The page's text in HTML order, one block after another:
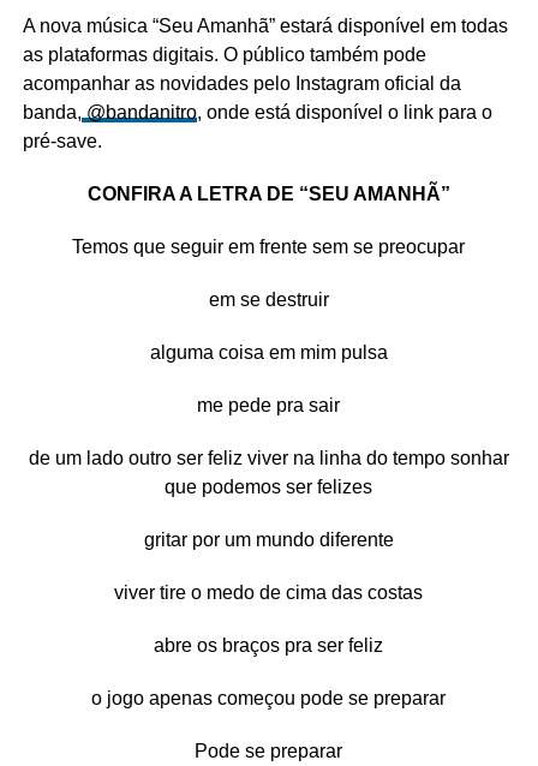
A nova música “Seu Amanhã” estará disponível em todas
as plataformas digitais. O público também pode
acompanhar as novidades pelo Instagram oficial da
banda, @bandanitro, onde está disponível o link para o
pré-save.
CONFIRA A LETRA DE “SEU AMANHÃ”
Temos que seguir em frente sem se preocupar
em se destruir
alguma coisa em mim pulsa
me pede pra sair
de um lado outro ser feliz viver na linha do tempo sonhar
que podemos ser felizes
gritar por um mundo diferente
viver tire o medo de cima das costas
abre os braços pra ser feliz
o jogo apenas começou pode se preparar
Pode se preparar